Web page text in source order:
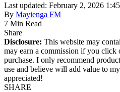
Last updated: February 2, 2026
By Mayienga FM
7 Min Read
Share
Disclosure: This website may
may earn a commission if you click
purchase. I only recommend
use and believe will add value to
appreciated!
SHARE